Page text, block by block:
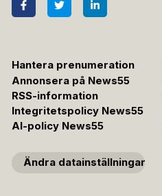
Hantera prenumeration
Annonsera på News55
RSS-information
Integritetspolicy News55
AI-policy News55
Ändra datainställningar